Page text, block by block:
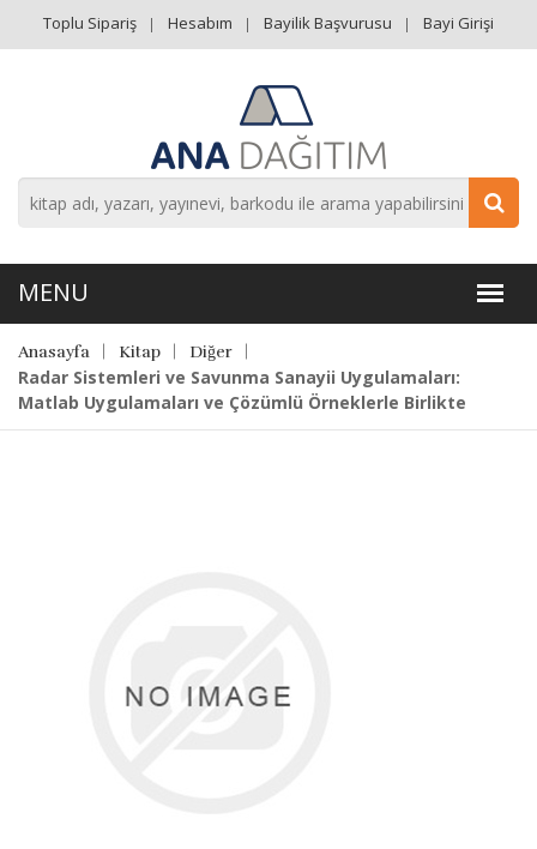
Toplu Sipariş Hesabım Bayilik Başvurusu Bayi Girişi
Anasayfa Kitap Diğer
Radar Sistemleri ve Savunma Sanayii Uygulamaları:
Matlab Uygulamaları ve Çözümlü Örneklerle Birlikte